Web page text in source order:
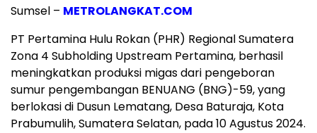
Sumsel – METROLANGKAT.COM
PT Pertamina Hulu Rokan (PHR) Regional Sumatera
Zona 4 Subholding Upstream Pertamina, berhasil
meningkatkan produksi migas dari pengeboran
sumur pengembangan BENUANG (BNG)-59, yang
berlokasi di Dusun Lematang, Desa Baturaja, Kota
Prabumulih, Sumatera Selatan, pada 10 Agustus 2024.